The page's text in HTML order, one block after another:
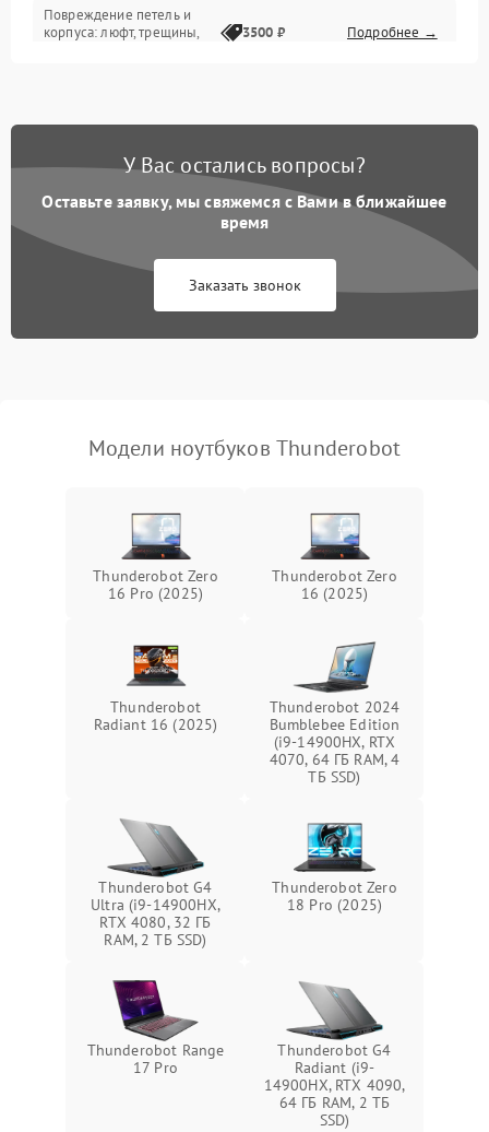
Повреждение петель и
корпуса: люфт, трещины,
3500 ₽ Подробнее →
быстрая разрядка,
2500 ₽ Подробнее →
Неисправность зарядного
питания
2000 ₽ Подробнее →
неисправности кулера
пропадание диска
оперативной памяти:
вылеты приложений,
синие экраны
Подробнее →
Проблемы Wi‑Fi или
У Вас остались вопросы?
Оставьте заявку, мы свяжемся с Вами в ближайшее
время
Заказать звонок
Модели ноутбуков Thunderobot
Thunderobot Zero
16 Pro (2025)
Thunderobot Zero
16 (2025)
Thunderobot
Radiant 16 (2025)
Thunderobot 2024
Bumblebee Edition
(i9-14900HX, RTX
4070, 64 ГБ RAM, 4
ТБ SSD)
Thunderobot G4
Ultra (i9-14900HX,
RTX 4080, 32 ГБ
RAM, 2 ТБ SSD)
Thunderobot Zero
18 Pro (2025)
Thunderobot Range
17 Pro
Thunderobot G4
Radiant (i9-
14900HX, RTX 4090,
64 ГБ RAM, 2 ТБ
SSD)